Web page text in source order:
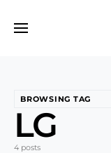
BROWSING TAG
LG
4 posts